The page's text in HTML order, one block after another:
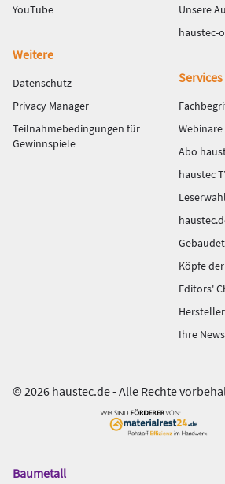
YouTube
Unsere
haustec-
Weitere
Datenschutz
Privacy Manager
Teilnahmebedingungen für
Gewinnspiele
Services
Webinare
Abo
haustec
Köpfe
Editors'
Ihre
© 2026 haustec.de - Alle Rechte
Das
Baumetall